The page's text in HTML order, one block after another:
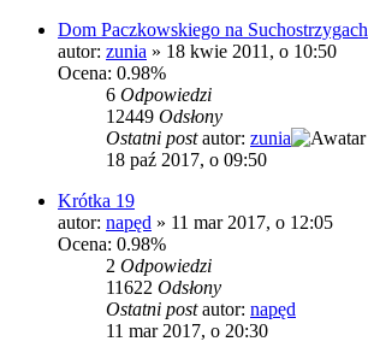
Dom Paczkowskiego na Suchostrzygach
autor: zunia » 18 kwie 2011, o 10:50
Ocena: 0.98%
6 Odpowiedzi
12449 Odsłony
Ostatni postautor: zunia
18 paź 2017, o 09:50
Krótka 19
autor: napęd » 11 mar 2017, o 12:05
Ocena: 0.98%
2 Odpowiedzi
11622 Odsłony
Ostatni postautor: napęd
11 mar 2017, o 20:30